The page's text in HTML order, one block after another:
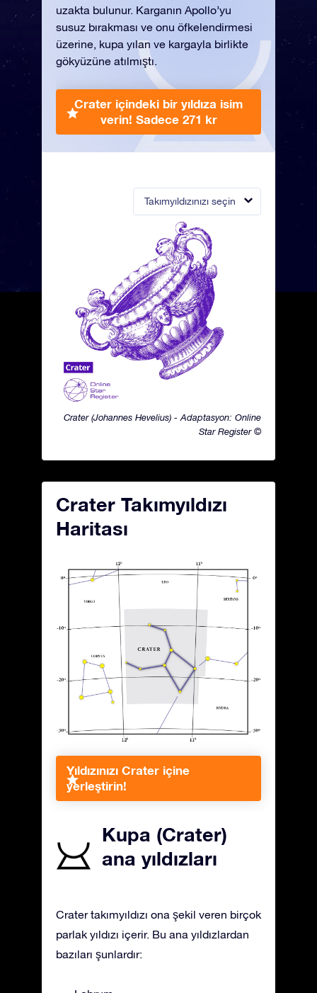
Takımyıldızınızı seçin
Crater (Johannes Hevelius) - Adaptasyon: Online
Star Register ©
uzakta bulunur. Karganın Apollo’yu
susuz bırakması ve onu öfkelendirmesi
üzerine, kupa yılan ve kargayla birlikte
gökyüzüne atılmıştı.
Crater içindeki bir yıldıza isim
verin! Sadece 271 kr
Crater Takımyıldızı
Haritası
Yıldızınızı Crater içine
yerleştirin!
Kupa (Crater)
ana yıldızları
Crater takımyıldızı ona şekil veren birçok
parlak yıldızı içerir. Bu ana yıldızlardan
bazıları şunlardır: